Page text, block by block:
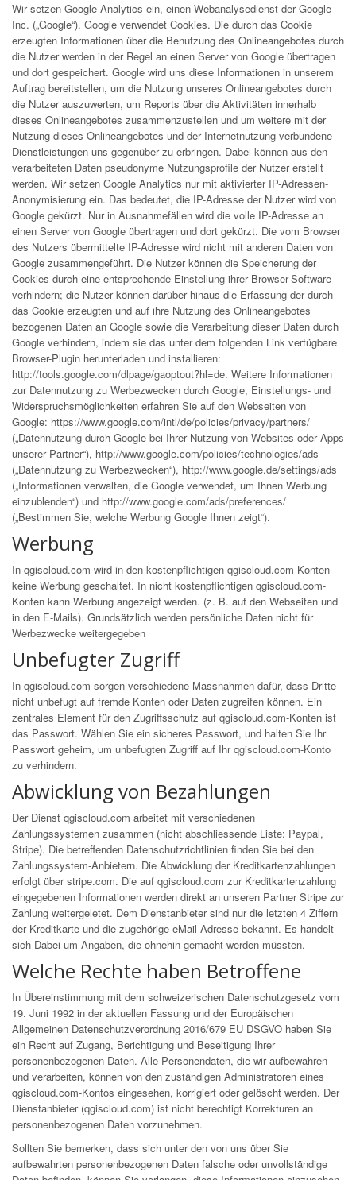
Wir setzen Google Analytics ein, einen Webanalysedienst der Google
Inc. („Google“). Google verwendet Cookies. Die durch das Cookie
erzeugten Informationen über die Benutzung des Onlineangebotes durch
die Nutzer werden in der Regel an einen Server von Google übertragen
und dort gespeichert. Google wird uns diese Informationen in unserem
Auftrag bereitstellen, um die Nutzung unseres Onlineangebotes durch
die Nutzer auszuwerten, um Reports über die Aktivitäten innerhalb
dieses Onlineangebotes zusammenzustellen und um weitere mit der
Nutzung dieses Onlineangebotes und der Internetnutzung verbundene
Dienstleistungen uns gegenüber zu erbringen. Dabei können aus den
verarbeiteten Daten pseudonyme Nutzungsprofile der Nutzer erstellt
werden. Wir setzen Google Analytics nur mit aktivierter IP-Adressen-
Anonymisierung ein. Das bedeutet, die IP-Adresse der Nutzer wird von
Google gekürzt. Nur in Ausnahmefällen wird die volle IP-Adresse an
einen Server von Google übertragen und dort gekürzt. Die vom Browser
des Nutzers übermittelte IP-Adresse wird nicht mit anderen Daten von
Google zusammengeführt. Die Nutzer können die Speicherung der
Cookies durch eine entsprechende Einstellung ihrer Browser-Software
verhindern; die Nutzer können darüber hinaus die Erfassung der durch
das Cookie erzeugten und auf ihre Nutzung des Onlineangebotes
bezogenen Daten an Google sowie die Verarbeitung dieser Daten durch
Google verhindern, indem sie das unter dem folgenden Link verfügbare
Browser-Plugin herunterladen und installieren:
http://tools.google.com/dlpage/gaoptout?hl=de. Weitere Informationen
zur Datennutzung zu Werbezwecken durch Google, Einstellungs- und
Widerspruchsmöglichkeiten erfahren Sie auf den Webseiten von
Google: https://www.google.com/intl/de/policies/privacy/partners/
(„Datennutzung durch Google bei Ihrer Nutzung von Websites oder Apps
unserer Partner“), http://www.google.com/policies/technologies/ads
(„Datennutzung zu Werbezwecken“), http://www.google.de/settings/ads
(„Informationen verwalten, die Google verwendet, um Ihnen Werbung
einzublenden“) und http://www.google.com/ads/preferences/
(„Bestimmen Sie, welche Werbung Google Ihnen zeigt“).
Werbung
In qgiscloud.com wird in den kostenpflichtigen qgiscloud.com-Konten
keine Werbung geschaltet. In nicht kostenpflichtigen qgiscloud.com-
Konten kann Werbung angezeigt werden. (z. B. auf den Webseiten und
in den E-Mails). Grundsätzlich werden persönliche Daten nicht für
Werbezwecke weitergegeben
Unbefugter Zugriff
In qgiscloud.com sorgen verschiedene Massnahmen dafür, dass Dritte
nicht unbefugt auf fremde Konten oder Daten zugreifen können. Ein
zentrales Element für den Zugriffsschutz auf qgiscloud.com-Konten ist
das Passwort. Wählen Sie ein sicheres Passwort, und halten Sie Ihr
Passwort geheim, um unbefugten Zugriff auf Ihr qgiscloud.com-Konto
zu verhindern.
Abwicklung von Bezahlungen
Der Dienst qgiscloud.com arbeitet mit verschiedenen
Zahlungssystemen zusammen (nicht abschliessende Liste: Paypal,
Stripe). Die betreffenden Datenschutzrichtlinien finden Sie bei den
Zahlungssystem-Anbietern. Die Abwicklung der Kreditkartenzahlungen
erfolgt überstripe.com. Die auf qgiscloud.com zur Kreditkartenzahlung
eingegebenen Informationen werden direkt an unseren Partner Stripe zur
Zahlung weitergeletet. Dem Dienstanbieter sind nur die letzten 4 Ziffern
der Kreditkarte und die zugehörige eMail Adresse bekannt. Es handelt
sich Dabei um Angaben, die ohnehin gemacht werden müssten.
Welche Rechte haben Betroffene
In Übereinstimmung mit dem schweizerischen Datenschutzgesetz vom
19. Juni 1992 in der aktuellen Fassung und der Europäischen
Allgemeinen Datenschutzverordnung 2016/679 EU DSGVO haben Sie
ein Recht auf Zugang, Berichtigung und Beseitigung Ihrer
personenbezogenen Daten. Alle Personendaten, die wir aufbewahren
und verarbeiten, können von den zuständigen Administratoren eines
qgiscloud.com-Kontos eingesehen, korrigiert oder gelöscht werden. Der
Dienstanbieter (qgiscloud.com) ist nicht berechtigt Korrekturen an
personenbezogenen Daten vorzunehmen.
Sollten Sie bemerken, dass sich unter den von uns über Sie
aufbewahrten personenbezogenen Daten falsche oder unvollständige